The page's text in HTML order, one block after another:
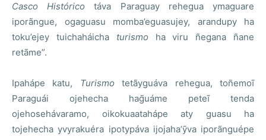
Casco Históricotáva Paraguay rehegua ymaguare
iporãngue, ogaguasu momba’eguasujey, arandupy ha
toku’ejey tuichaháicha turismo ha viru ñegana ñane
retãme”.
Ipahápe katu, Turismotetãyguáva rehegua, toñemoĩ
Paraguái ojehecha hag̃uáme peteĩ tenda
ojehosehávaramo, oikokuaatahápe aty guasu ha
tojehecha yvyrakuéra ipotypáva ijojaha’ỹva iporãnguépe